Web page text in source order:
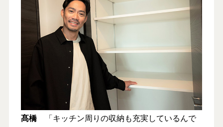
髙橋「キッチン周りの収納も充実しているんで